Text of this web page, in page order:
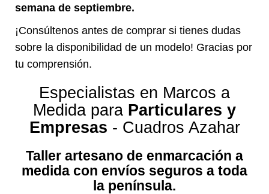
semana de septiembre.
¡Consúltenos antes de comprar si tienes dudas
sobre la disponibilidad de un modelo! Gracias por
tu comprensión.
Especialistas en Marcos a
Medida para Particulares y
Empresas - Cuadros Azahar
Taller artesano de enmarcación a
medida con envíos seguros a toda
la península.